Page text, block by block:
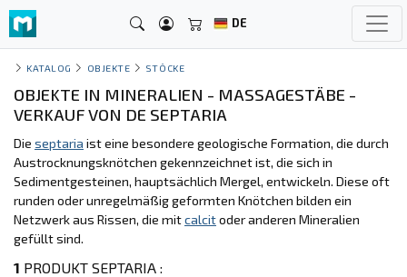
DE
KATALOG OBJEKTE STÖCKE
OBJEKTE IN MINERALIEN - MASSAGESTÄBE -
VERKAUF VON DE SEPTARIA
Die septaria ist eine besondere geologische Formation, die durch
Austrocknungsknötchen gekennzeichnet ist, die sich in
Sedimentgesteinen, hauptsächlich Mergel, entwickeln. Diese oft
runden oder unregelmäßig geformten Knötchen bilden ein
Netzwerk aus Rissen, die mitcalcitoder anderen Mineralien
gefüllt sind.
1 PRODUKT SEPTARIA :